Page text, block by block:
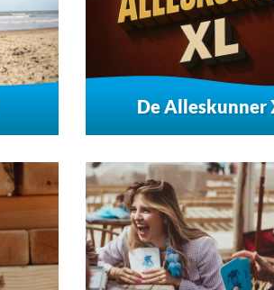
De Alleskunner